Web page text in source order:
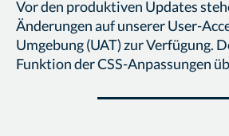
Vor den produktiven Updates
Änderungen auf unserer User-
Umgebung (UAT) zur Verfügung.
Funktion der CSS-Anpassungen